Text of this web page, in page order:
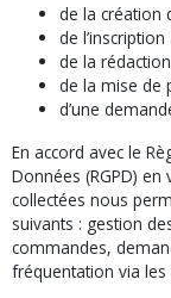
de la création
de
de la rédaction
de la mise de
d’une
En accord avec le
Données (RGPD)
collectées nous
suivants : gestion
commandes,
fréquentation via les